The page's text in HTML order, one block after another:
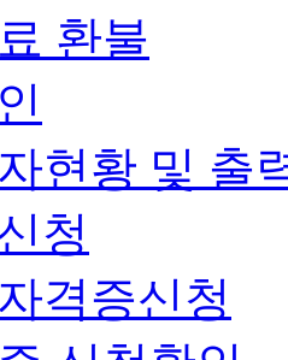
환불
현황 및 출
청
격증신청